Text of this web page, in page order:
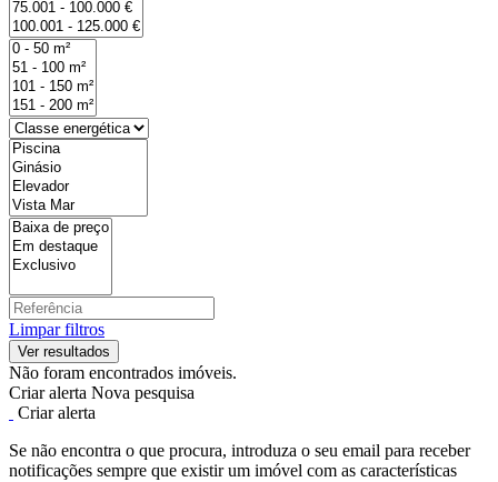
Limpar filtros
Não foram encontrados imóveis.
Criar alerta Nova pesquisa
Criar alerta
Se não encontra o que procura, introduza o seu email para receber
notificações sempre que existir um imóvel com as características